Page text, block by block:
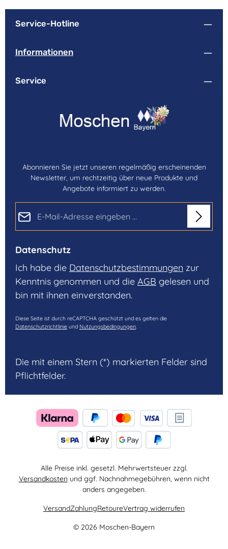
Service-Hotline
Informationen
Service
Abonnieren Sie jetzt unseren regelmäßig erscheinenden
Newsletter, um rechtzeitig über neue Produkte und
Angebote informiert zu werden.
Datenschutz
Ich habe die Datenschutzbestimmungen zur
Kenntnis genommen und die AGB gelesen und
bin mit ihnen einverstanden.
Diese Seite ist durch reCAPTCHA geschützt und es gelten die
Datenschutzrichtlinie und Nutzungsbedingungen.
Die mit einem Stern (*) markierten Felder sind
Pflichtfelder.
Alle Preise inkl. gesetzl. Mehrwertsteuer zzgl.
Versandkosten und ggf. Nachnahmegebühren, wenn nicht
anders angegeben.
© 2026 Moschen-Bayern
VersandZahlungRetoureVertrag widerrufen